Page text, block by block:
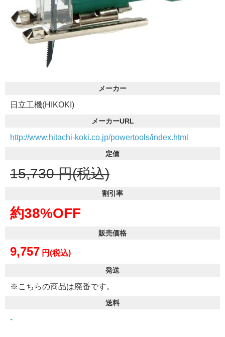
メーカー
日立工機(HIKOKI)
メーカーURL
http://www.hitachi-koki.co.jp/powertools/index.html
定価
15,730 円(税込)
割引率
約38%OFF
販売価格
9,757 円(税込)
発送
※こちらの商品は廃番です。
送料
-